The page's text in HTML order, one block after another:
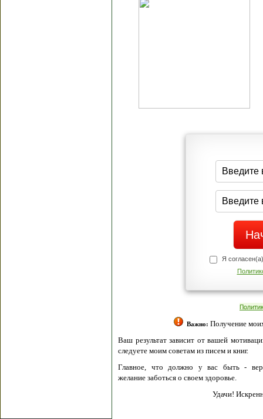
Я
Важно: Получение
Ваш результат зависит от вашей
следуете моим советам из писем и книг.
Главное, что должно у вас быть -
желание заботься о своем здоровье.
Удачи!